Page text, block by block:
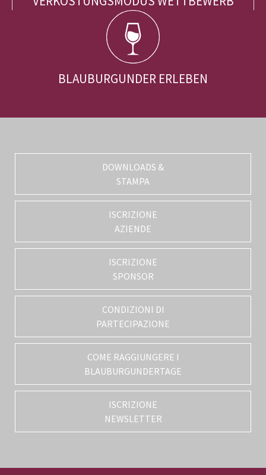
BLAUBURGUNDER ERLEBEN
DOWNLOADS &
STAMPA
ISCRIZIONE
AZIENDE
ISCRIZIONE
SPONSOR
CONDIZIONI DI
PARTECIPAZIONE
COME RAGGIUNGERE I
BLAUBURGUNDERTAGE
ISCRIZIONE
NEWSLETTER